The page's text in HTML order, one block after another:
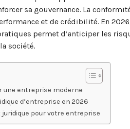
sa gouvernance. La
et de crédibilité. En
permet d’anticiper les
société.
une entreprise moderne
d’entreprise en 2026
pour votre entreprise